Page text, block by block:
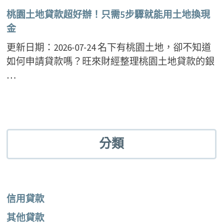
桃園土地貸款超好辦！只需5步驟就能用土地換現
金
更新日期：2026-07-24 名下有桃園土地，卻不知道
如何申請貸款嗎？旺來財經整理桃園土地貸款的銀
…
分類
信用貸款
其他貸款